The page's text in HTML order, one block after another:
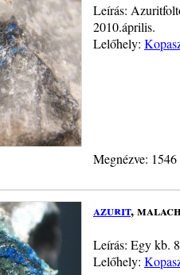
Leírás:
2010.április.
Lelőhely:
Megnézve:
azurit,
Leírás: Egy kb.
Lelőhely: